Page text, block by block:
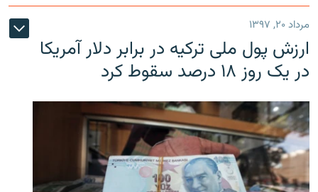
مرداد ۲۰, ۱۳۹۷
ارزش پول ملی ترکیه در برابر دلار آمریکا
در یک روز ۱۸ درصد سقوط کرد